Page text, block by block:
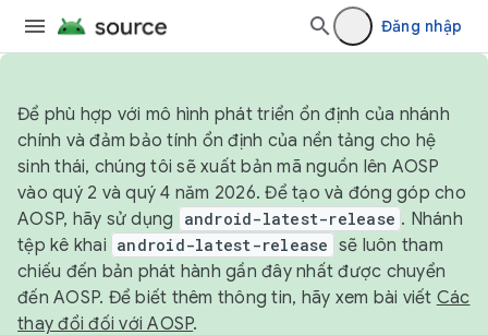
Đăng nhập
Để phù hợp với mô hình phát triển ổn định của nhánh
chính và đảm bảo tính ổn định của nền tảng cho hệ
sinh thái, chúng tôi sẽ xuất bản mã nguồn lên AOSP
vào quý 2 và quý 4 năm 2026. Để tạo và đóng góp cho
AOSP, hãy sử dụng
android-latest-release . Nhánh
tệp kê khai android-latest-release sẽ luôn tham
chiếu đến bản phát hành gần đây nhất được chuyển
đến AOSP. Để biết thêm thông tin, hãy xem bài viết Các
thay đổi đối với AOSP.